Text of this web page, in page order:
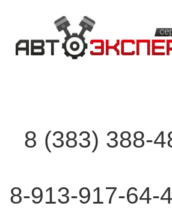
8 (383) 388-
8-913-917-